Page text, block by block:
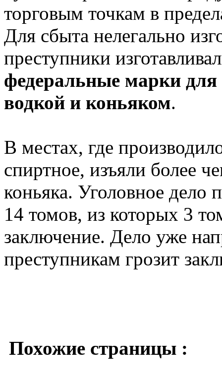
торговым точкам в
Для сбыта нелегально
преступники
федеральные марки
водкой и коньяком.
В местах, где
спиртное, изъяли более
коньяка. Уголовное дело
14 томов, из которых 3
заключение. Дело уже
преступникам грозит
Похожие страницы :